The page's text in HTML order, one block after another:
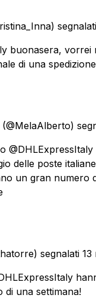
segnalati
buonasera,
di una
(@MelaAlberto)
delle poste
un gran numero
segnalati 13
di una settimana!